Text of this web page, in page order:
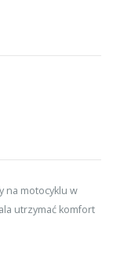
na motocyklu w
utrzymać komfort